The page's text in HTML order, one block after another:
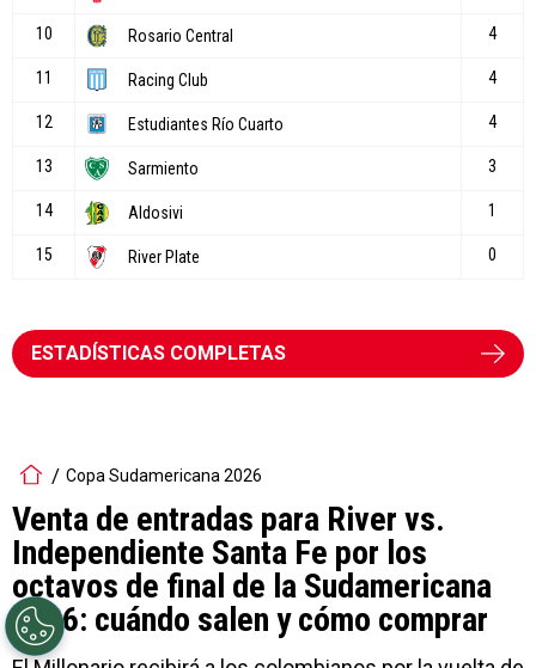
ESTADÍSTICAS COMPLETAS
Copa Sudamericana 2026
Venta de entradas para River vs.
Independiente Santa Fe por los
octavos de final de la Sudamericana
2026: cuándo salen y cómo comprar